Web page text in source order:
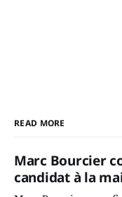
READ MORE
Marc Bourcier
candidat à la